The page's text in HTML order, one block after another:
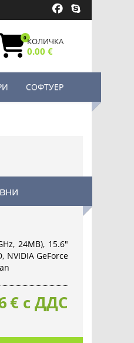
0КОЛИЧКА
0.00 €
СОФТУЕР
24MB), 15.6"
NVIDIA GeForce
€ с ДДС